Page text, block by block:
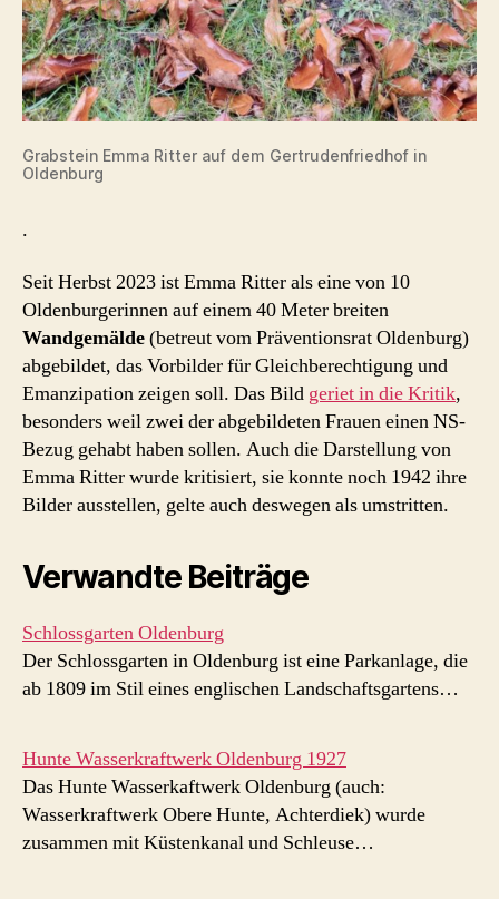
Grabstein Emma Ritter auf dem Gertrudenfriedhof in
Oldenburg
.
Seit Herbst 2023 ist Emma Ritter als eine von 10
Oldenburgerinnen auf einem 40 Meter breiten
Wandgemälde(betreut vom Präventionsrat Oldenburg)
abgebildet, das Vorbilder für Gleichberechtigung und
Emanzipation zeigen soll. Das Bild geriet in die Kritik,
besonders weil zwei der abgebildeten Frauen einen NS-
Bezug gehabt haben sollen. Auch die Darstellung von
Emma Ritter wurde kritisiert, sie konnte noch 1942 ihre
Bilder ausstellen, gelte auch deswegen als umstritten.
Verwandte Beiträge
Schlossgarten Oldenburg
Der Schlossgarten in Oldenburg ist eine Parkanlage, die
ab 1809 im Stil eines englischen Landschaftsgartens…
Hunte Wasserkraftwerk Oldenburg 1927
Das Hunte Wasserkaftwerk Oldenburg (auch:
Wasserkraftwerk Obere Hunte, Achterdiek) wurde
zusammen mit Küstenkanal und Schleuse…